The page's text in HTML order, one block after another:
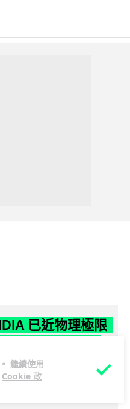
繼續使用
Cookie 政
已近物理極限
近 5 小時專訪，警告
極限，傳統製程升級已失經